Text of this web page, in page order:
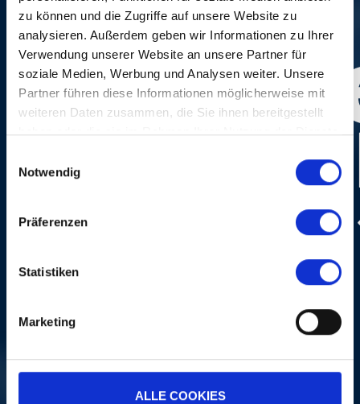
zu können und die Zugriffe auf unsere Website zu
analysieren. Außerdem geben wir Informationen zu Ihrer
Verwendung unserer Website an unsere Partner für
soziale Medien, Werbung und Analysen weiter. Unsere
Partner führen diese Informationen möglicherweise mit
weiteren Daten zusammen, die Sie ihnen bereitgestellt
haben oder die sie im Rahmen Ihrer Nutzung der Dienste
Notwendig
Präferenzen
Statistiken
Marketing
ALLE COOKIES